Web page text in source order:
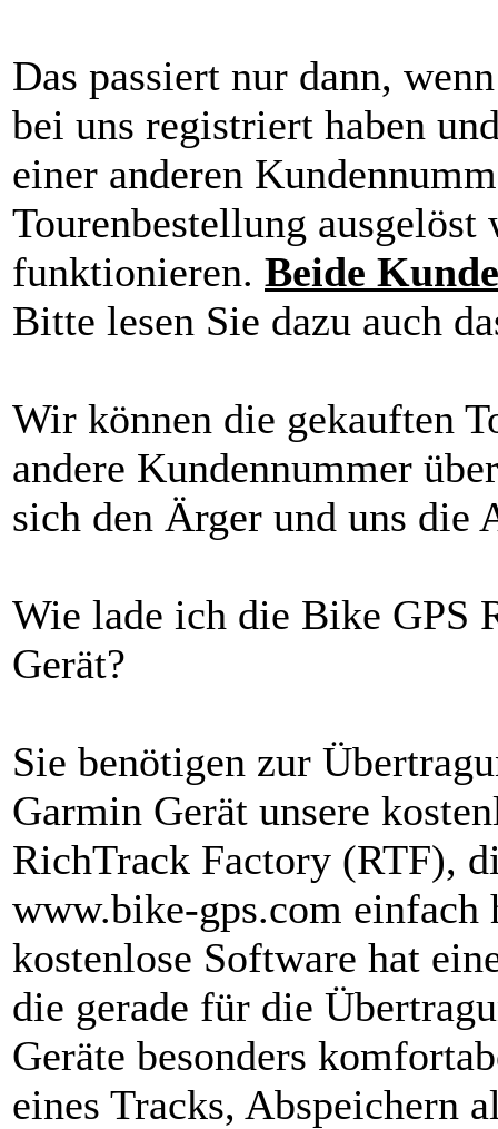
Das passiert nur dann,
bei uns registriert haben
einer anderen
Tourenbestellung
funktionieren. Beide
Bitte lesen Sie dazu auch
Wir können die gekauften
andere Kundennummer
sich den Ärger und uns die
Wie lade ich die Bike GPS
Gerät?
Sie benötigen zur
Garmin Gerät unsere
RichTrack Factory (RTF),
www.bike-gps.com einfach
kostenlose Software hat
die gerade für die
Geräte besonders
eines Tracks, Abspeichern